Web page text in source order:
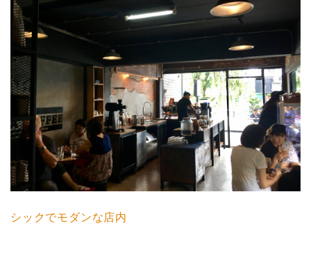
シックでモダンな店内